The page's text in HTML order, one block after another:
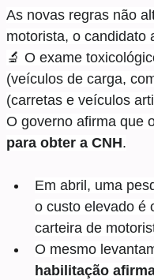
As novas regras não
motorista, o candidato
🔬 O exame
(veículos de carga,
(carretas e veículos
O governo afirma que
para obter a CNH.
Em abril, uma
o custo elevado é
carteira de
O mesmo
habilitação